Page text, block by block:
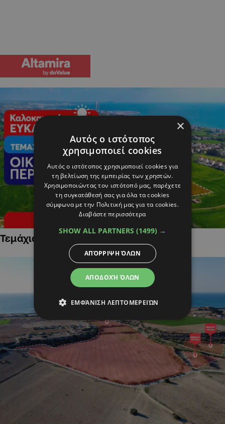
Τεμάχια Γης σε Οικιστικές Περιοχές
×
Αυτός ο ιστότοπος
χρησιμοποιεί cookies
Αυτός ο ιστότοπος χρησιμοποιεί cookies για
τη βελτίωση της εμπειρίας των χρηστών.
Χρησιμοποιώντας τον ιστότοπό μας, παρέχετε
τη συγκατάθεσή σας για όλα τα cookies
σύμφωνα με την Πολιτική μας για τα cookies.
Διαβάστε περισσότερα
SHOW ALL PARTNERS (1499) →
ΑΠΟΔΟΧΉ ΌΛΩΝ
ΑΠΌΡΡΙΨΗ ΌΛΩΝ
ΕΜΦΆΝΙΣΗ ΛΕΠΤΟΜΕΡΕΙΏΝ